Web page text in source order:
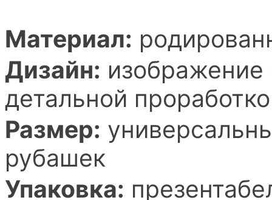
Материал:
Дизайн:
детальной
Размер:
рубашек
Упаковка: